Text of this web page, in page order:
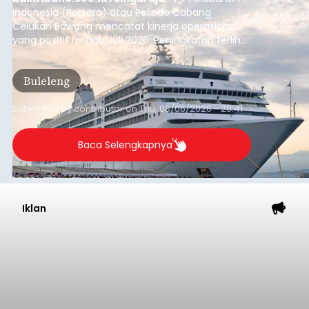
Indonesia (Persero) atau Pelindo Cabang
Celukan Bawang mencatat kinerja operasional
yang positif hingga Juli 2026. Peningkatan terlihat
dari arus kapal yang mencapai 1,48 juta Gross
Tonnage (GT), atau tumbuh 12,4 persen
dibandingkan periode yang sama tahun lalu
yang tercatat sebesar 1,32 juta GT.
Buleleng
Submitted bycontributoronThu, 08/06/2026 - 20:41
Baca Selengkapnya
Iklan